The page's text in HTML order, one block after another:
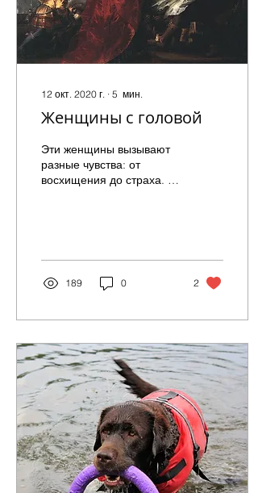
12 окт. 2020 г. ∙ 5 мин.
Женщины с головой
Эти женщины вызывают
разные чувства: от
восхищения до страха. А
189 0 2